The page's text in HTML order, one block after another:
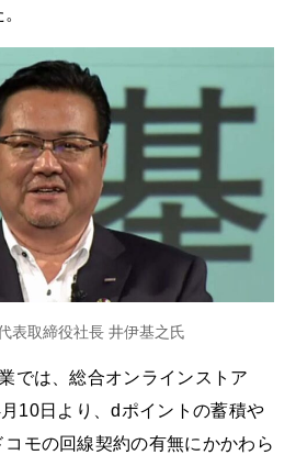
表取締役社長 井伊基之氏
では、総合オンラインストア
10日より、dポイントの蓄積や
モの回線契約の有無にかかわら